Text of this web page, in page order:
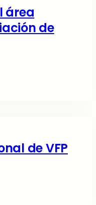
área
de
de VFP